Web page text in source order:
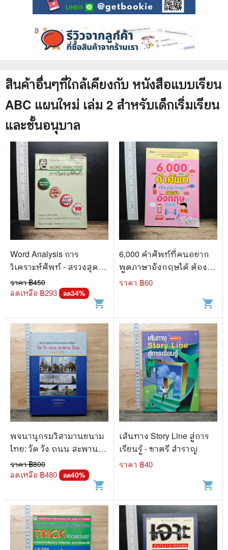
สินค้าอื่นๆที่ใกล้เคียงกับ หนังสือแบบเรียน
ABC แผนใหม่ เล่ม 2 สำหรับเด็กเริ่มเรียน
และชั้นอนุบาล
Word Analysis การ
วิเคราะห์ศัพท์ - สรวงสุดา
สมสกุล
ราคา ฿450
ลดเหลือ ฿293 ลด34%
shopping_cart
6,000 คำศัพท์ที่คนอยาก
พูดภาษาอังกฤษได้ ต้องรู้ -
ครูพี่เจมส์
ราคา ฿60
shopping_cart
พจนานุกรมวิสามานยนาม
ไทย: วัด วัง ถนน สะพาน
ป้อม - กนกวลี ชูชัยยะ
ราคา ฿800
ลดเหลือ ฿480 ลด40%
shopping_cart
เส้นทาง Story Line สู่การ
เรียนรู้ - ชาตรี สำราญ
ราคา ฿40
shopping_cart